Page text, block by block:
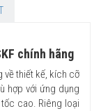
chính hãng
về thiết kế, kích cỡ
hợp với ứng dụng
cao. Riêng loại